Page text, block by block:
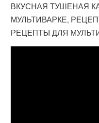
ВКУСНАЯ ТУШЕНАЯ
МУЛЬТИВАРКЕ,
РЕЦЕПТЫ ДЛЯ